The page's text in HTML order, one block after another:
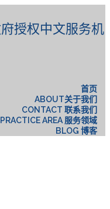
授权中文服务机
首页
ABOUT关于我们
CONTACT 联系我们
PRACTICE AREA 服务领域
BLOG 博客